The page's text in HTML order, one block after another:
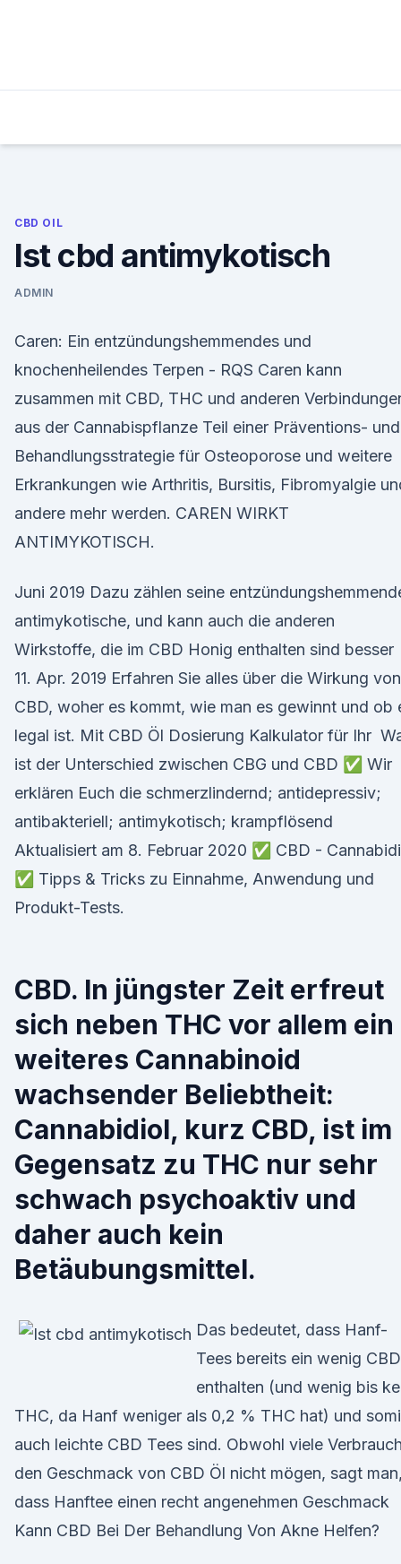
CBD OIL
Ist cbd antimykotisch
ADMIN
Caren: Ein entzündungshemmendes und
knochenheilendes Terpen - RQS Caren kann
zusammen mit CBD, THC und anderen
aus der Cannabispflanze Teil einer Präventions- und
Behandlungsstrategie für Osteoporose und weitere
Erkrankungen wie Arthritis, Bursitis, Fibromyalgie
andere mehr werden. CAREN WIRKT
ANTIMYKOTISCH.
Juni 2019 Dazu zählen seine
antimykotische, und kann auch die anderen
Wirkstoffe, die im CBD Honig enthalten sind besser
11. Apr. 2019 Erfahren Sie alles über die Wirkung von
CBD, woher es kommt, wie man es gewinnt und ob
legal ist. Mit CBD Öl Dosierung Kalkulator für Ihr
ist der Unterschied zwischen CBG und CBD ✅ Wir
erklären Euch die schmerzlindernd; antidepressiv;
antibakteriell; antimykotisch; krampflösend
Aktualisiert am 8. Februar 2020 ✅ CBD -
✅ Tipps & Tricks zu Einnahme, Anwendung und
Produkt-Tests.
CBD. In jüngster Zeit erfreut
sich neben THC vor allem ein
weiteres Cannabinoid
wachsender Beliebtheit:
Cannabidiol, kurz CBD, ist im
Gegensatz zu THC nur sehr
schwach psychoaktiv und
daher auch kein
Betäubungsmittel.
Das bedeutet, dass Hanf-
Tees bereits ein wenig CBD
enthalten (und wenig bis
THC, da Hanf weniger als 0,2 % THC hat) und
auch leichte CBD Tees sind. Obwohl viele
den Geschmack von CBD Öl nicht mögen, sagt
dass Hanftee einen recht angenehmen Geschmack
Kann CBD Bei Der Behandlung Von Akne Helfen?